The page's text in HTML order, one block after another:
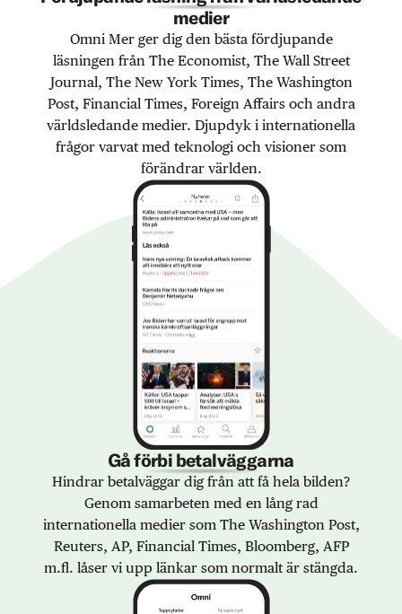
medier
Omni Mer ger dig den bästa fördjupande
läsningen från The Economist, The Wall Street
Journal, The New York Times, The Washington
Post, Financial Times, Foreign Affairs och andra
världsledande medier. Djupdyk i internationella
frågor varvat med teknologi och visioner som
förändrar världen.
Gå förbi betalväggarna
Hindrar betalväggar dig från att få hela bilden?
Genom samarbeten med en lång rad
internationella medier som The Washington Post,
Reuters, AP, Financial Times, Bloomberg, AFP
m.fl. låser vi upp länkar som normalt är stängda.